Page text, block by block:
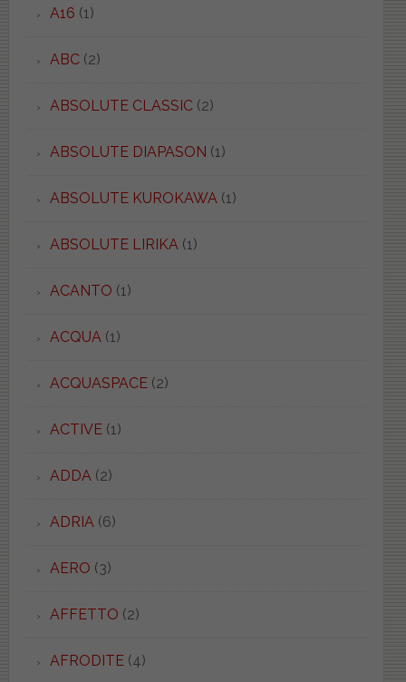
A16 (1)
ABC(2)
ABSOLUTE CLASSIC(2)
ABSOLUTE DIAPASON (1)
ABSOLUTE KUROKAWA(1)
ABSOLUTE LIRIKA(1)
ACANTO (1)
ACQUA(1)
ACQUASPACE(2)
ACTIVE(1)
ADDA(2)
ADRIA(6)
AERO (3)
AFFETTO (2)
AFRODITE(4)